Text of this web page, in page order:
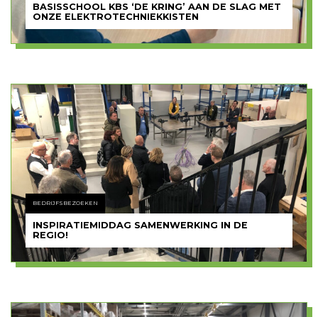
BASISSCHOOL KBS ‘DE KRING’ AAN DE SLAG MET
ONZE ELEKTROTECHNIEKKISTEN
BEDRIJFSBEZOEKEN
INSPIRATIEMIDDAG SAMENWERKING IN DE
REGIO!